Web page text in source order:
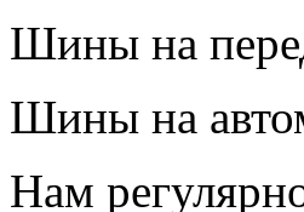
Шины на
Шины на
Нам